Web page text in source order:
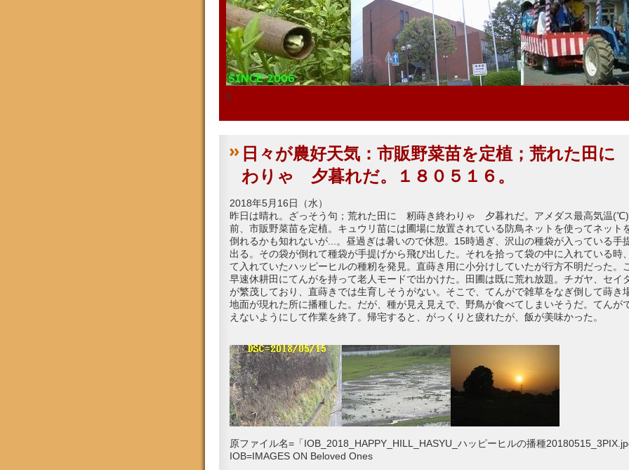
x
日々が農好天気：市販野菜苗を定植；荒れた田
わりゃ 夕暮れだ。１８０５１６。
2018年5月16日（水）
昨日は晴れ。ざっそう句；荒れた田に 籾蒔き終わりゃ 夕暮れだ。アメダス最高気温
前、市販野菜苗を定植。キュウリ苗には圃場に放置されている防鳥ネットを使ってネット
倒れるかも知れないが...。昼過ぎは暑いので休憩。15時過ぎ、沢山の種袋が入っている手
出る。その袋が倒れて種袋が手提げから飛び出した。それを拾って袋の中に入れている時
て入れていたハッピーヒルの種籾を発見。直蒔き用に小分けしていたが行方不明だった。
早速休耕田にてんがを持って老人モードで出かけた。田圃は既に荒れ放題。チガヤ、セイ
が繁茂しており、直蒔きでは生育しそうがない。そこで、てんがで雑草をなぎ倒して蒔き
地面が現れた所に播種した。だが、種が見え見えで、野鳥が食べてしまいそうだ。てんが
えないようにして作業を終了。帰宅すると、がっくりと疲れたが、飯が美味かった。
原ファイル名=「IOB_2018_HAPPY_HILL_HASYU_ハッピーヒルの播種
IOB=IMAGES ON Beloved Ones